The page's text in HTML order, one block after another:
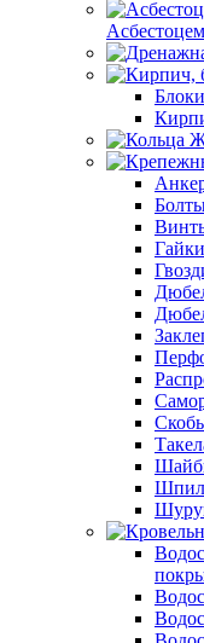
Блоки
Гайки